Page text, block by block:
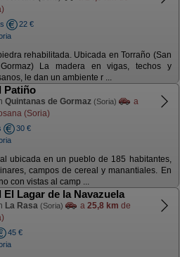
22 €
rehabilitada. Ubicada en Torraño (San
La madera en vigas, techos y
le dan un ambiente r ...
Patiño
Quintanas de Gormaz (Soria)
a
(Soria)
30 €
ubicada en un pueblo de 185 habitantes,
campos de cereal y manantiales. En
con vistas al camp ...
El Lagar de la Navazuela
La Rasa (Soria) a 25,8 km de
45 €